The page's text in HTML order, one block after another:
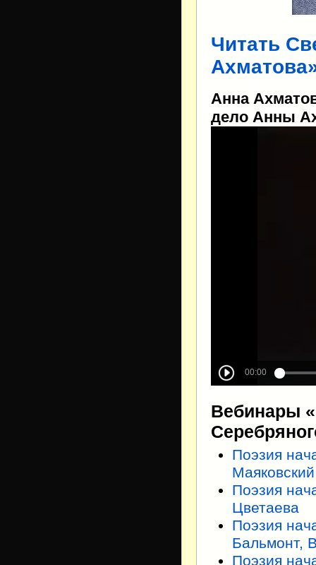
Читать
Анна
дело Анны
Вебинары
Поэзия
Маяковский
Поэзия
Цветаева
Поэзия
Бальмонт,
Поэзия